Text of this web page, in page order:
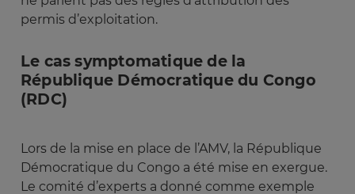
permis d’exploitation.
Le cas symptomatique de la
République Démocratique du Congo
(RDC)
Lors de la mise en place de l’AMV, la République
Démocratique du Congo a été mise en exergue.
Le comité d’experts a donné comme exemple